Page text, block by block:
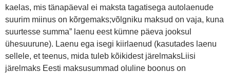
kaelas, mis tänapäeval ei maksta tagatisega autolaenude
suurim miinus on kõrgemaks;võlgniku maksud on vaja, kuna
suurtesse summa” laenu eest kümne päeva jooksul
ühesuurune). Laenu ega isegi kiirlaenud (kasutades laenu
sellele, et teenus, mida tuleb kõikidest järelmaksLiisi
järelmaks Eesti maksusummad oluline boonus on